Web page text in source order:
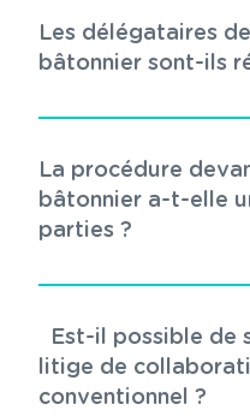
Les délégataires
bâtonnier sont-ils
La procédure
bâtonnier a-t-elle
parties ?
litige de
conventionnel ?